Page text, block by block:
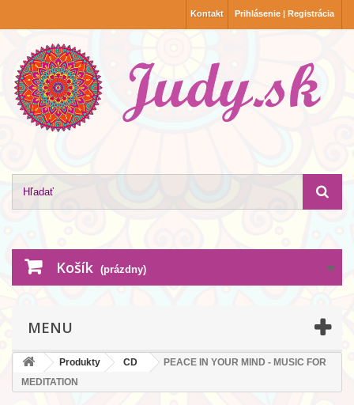
Prihlásenie | Registrácia
Kontakt
Košík (prázdny)
MENU
Produkty CD
PEACE IN YOUR MIND - MUSIC FOR
MEDITATION